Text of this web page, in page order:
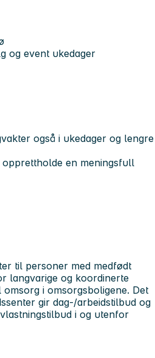
og event ukedager
også i ukedager og lengre
en meningsfull
til personer med medfødt
langvarige og koordinerte
i omsorgsboligene. Det
gir dag-/arbeidstilbud og
i og utenfor